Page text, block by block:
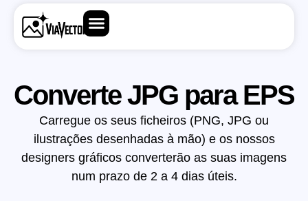
Converte JPG para EPS
Carregue os seus ficheiros (PNG, JPG ou
ilustrações desenhadas à mão) e os nossos
designers gráficos converterão as suas imagens
num prazo de 2 a 4 dias úteis.